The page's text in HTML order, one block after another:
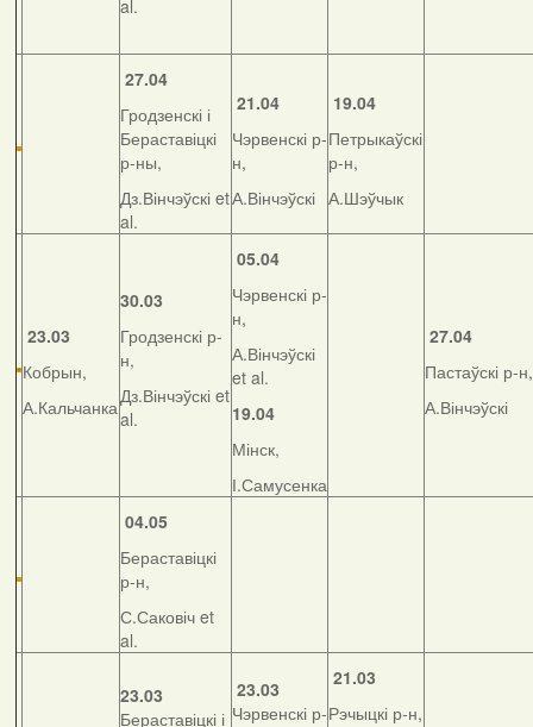
al.
27.04
Гродзенскі і
Бераставіцкі
р-ны,
Дз.Вінчэўскі et
al.
21.04
Чэрвенскі р-
н,
А.Вінчэўскі
19.04
Петрыкаўскі
р-н,
А.Шэўчык
23.03
Кобрын,
А.Кальчанка
30.03
Гродзенскі р-
н,
Дз.Вінчэўскі et
al.
05.04
Чэрвенскі р-
н,
А.Вінчэўскі
et al.
19.04
Мінск,
І.Самусенка
27.04
Пастаўскі р-н,
А.Вінчэўскі
04.05
Бераставіцкі
р-н,
С.Саковіч et
al.
23.03
Бераставіцкі і
23.03
Чэрвенскі р-
21.03
Рэчыцкі р-н,